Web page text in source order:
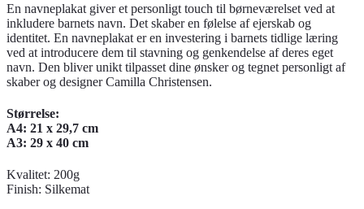
En navneplakat giver et personligt touch til børneværelset ved at
inkludere barnets navn. Det skaber en følelse af ejerskab og
identitet. En navneplakat er en investering i barnets tidlige læring
ved at introducere dem til stavning og genkendelse af deres eget
navn. Den bliver unikt tilpasset dine ønsker og tegnet personligt af
skaber og designer Camilla Christensen.
Størrelse:
A4: 21 x 29,7 cm
A3: 29 x 40 cm
Kvalitet: 200g
Finish: Silkemat